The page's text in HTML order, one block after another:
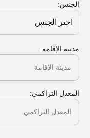
الجنس:
مدينة الإقامة:
المعدل التراكمي: